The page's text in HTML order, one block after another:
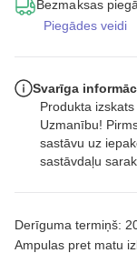
Bezmaksas
Piegādes veidi
Derīguma termiņš:
Ampulas pret matu
Svarīga
Produkta
Uzmanību!
sastāvu uz
sastāvdaļu